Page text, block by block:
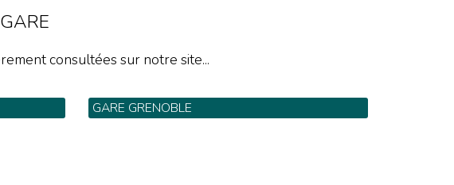
consultées sur notre site...
GARE GRENOBLE